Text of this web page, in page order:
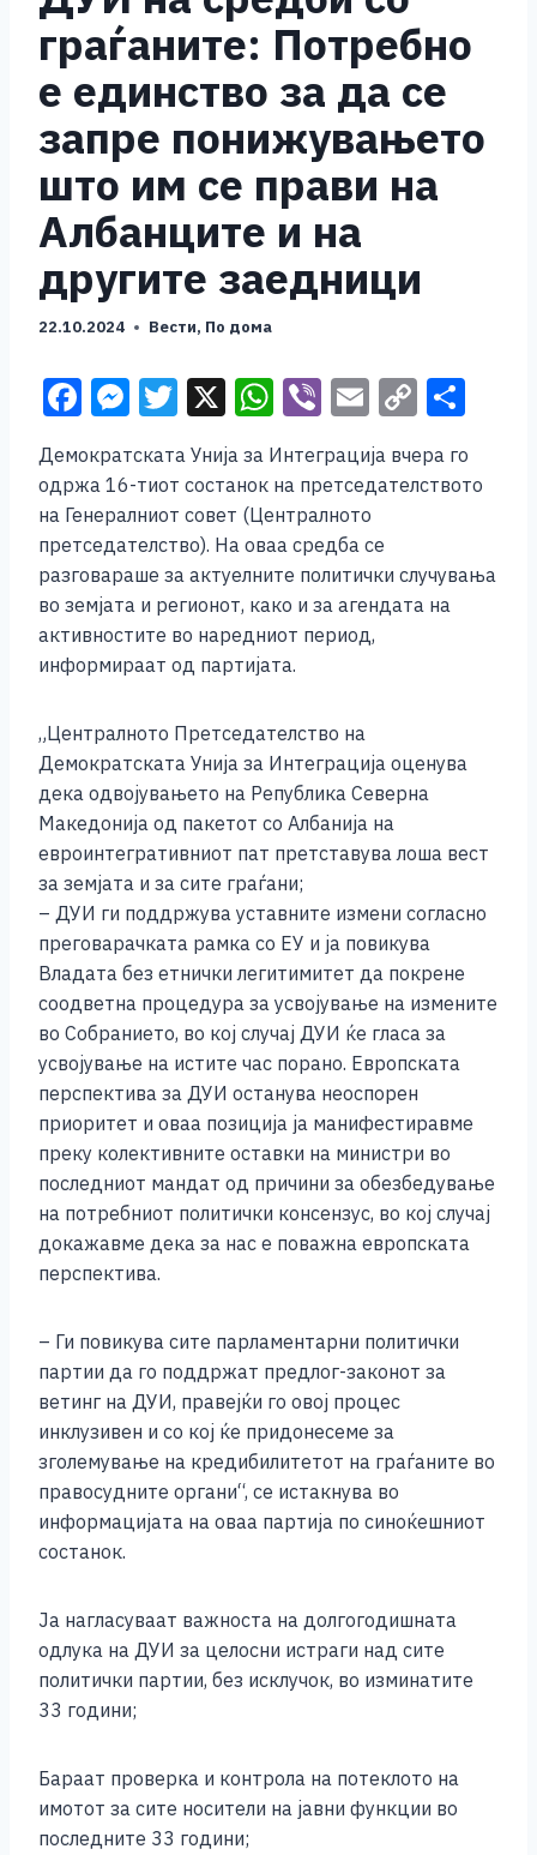
граѓаните: Потребно
е единство за да се
запре понижувањето
што им се прави на
Албанците и на
другите заедници
22.10.2024 Вести, По дома
F
c
e
b
o
o
k
M
ss
e
n
g
er
T
wi
tt
er
X W
h
at
s
A
p
p
Vi
er
E
m
ai
l
C
p
n
k
ar
Демократската Унија за Интеграција вчера го
одржа 16-тиот состанок на претседателството
на Генералниот совет (Централното
претседателство). На оваа средба се
разговараше за актуелните политички случувања
во земјата и регионот, како и за агендата на
активностите во наредниот период,
информираат од партијата.
„Централното Претседателство на
Демократската Унија за Интеграција оценува
дека одвојувањето на Република Северна
Македонија од пакетот со Албанија на
евроинтегративниот пат претставува лоша вест
за земјата и за сите граѓани;
– ДУИ ги поддржува уставните измени согласно
преговарачката рамка со ЕУ и ја повикува
Владата без етнички легитимитет да покрене
соодветна процедура за усвојување на измените
во Собранието, во кој случај ДУИ ќе гласа за
усвојување на истите час порано. Европската
перспектива за ДУИ останува неоспорен
приоритет и оваа позиција ја манифестиравме
преку колективните оставки на министри во
последниот мандат од причини за обезбедување
на потребниот политички консензус, во кој случај
докажавме дека за нас е поважна европската
перспектива.
– Ги повикува сите парламентарни политички
партии да го поддржат предлог-законот за
ветинг на ДУИ, правејќи го овој процес
инклузивен и со кој ќе придонесеме за
зголемување на кредибилитетот на граѓаните во
правосудните органи“, се истакнува во
информацијата на оваа партија по синоќешниот
состанок.
Ја нагласуваат важноста на долгогодишната
одлука на ДУИ за целосни истраги над сите
политички партии, без исклучок, во изминатите
33 години;
Бараат проверка и контрола на потеклото на
имотот за сите носители на јавни функции во
последните 33 години;